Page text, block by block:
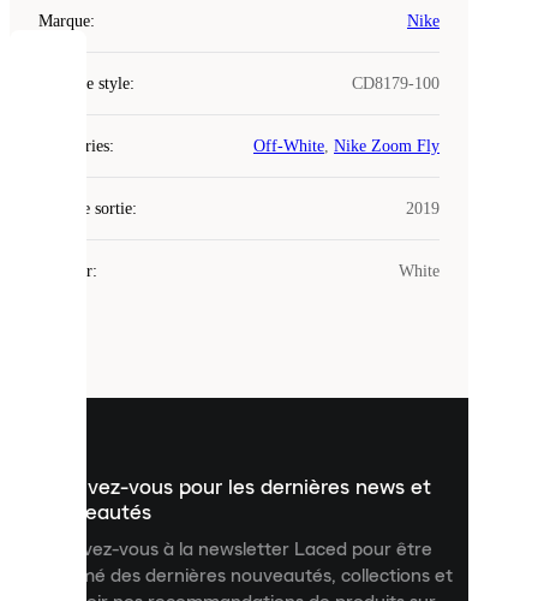
Marque: Nike
Code de style: CD8179-100
Catégories: Off-White, Nike Zoom Fly
Date de sortie: 2019
Couleur: White
Inscrivez-vous pour les dernières news et
nouveautés
Inscrivez-vous à la newsletter Laced pour être
informé des dernières nouveautés, collections et
COOKIES
Laced
cookies.
contenu
personnalisé
améliorer
votre